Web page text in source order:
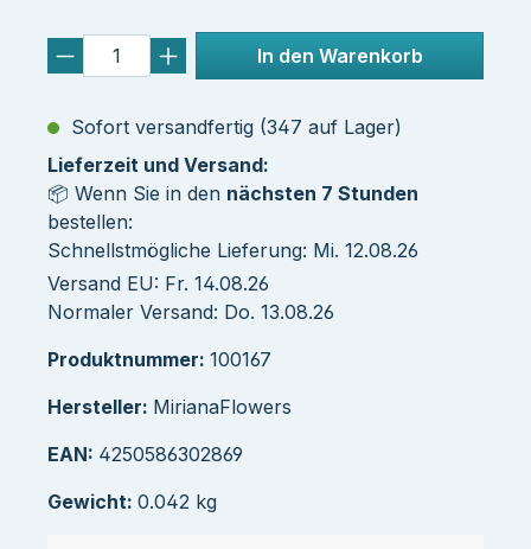
In den Warenkorb
Sofort versandfertig (347 auf Lager)
Lieferzeit und Versand:
📦 Wenn Sie in den nächsten 7 Stunden
bestellen:
Schnellstmögliche Lieferung: Mi. 12.08.26
Versand EU: Fr. 14.08.26
Normaler Versand: Do. 13.08.26
Produktnummer: 100167
Hersteller: MirianaFlowers
EAN: 4250586302869
Gewicht: 0.042 kg